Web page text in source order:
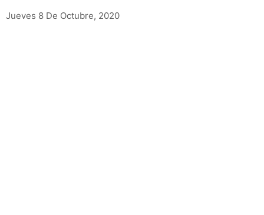
Jueves 8 De Octubre, 2020